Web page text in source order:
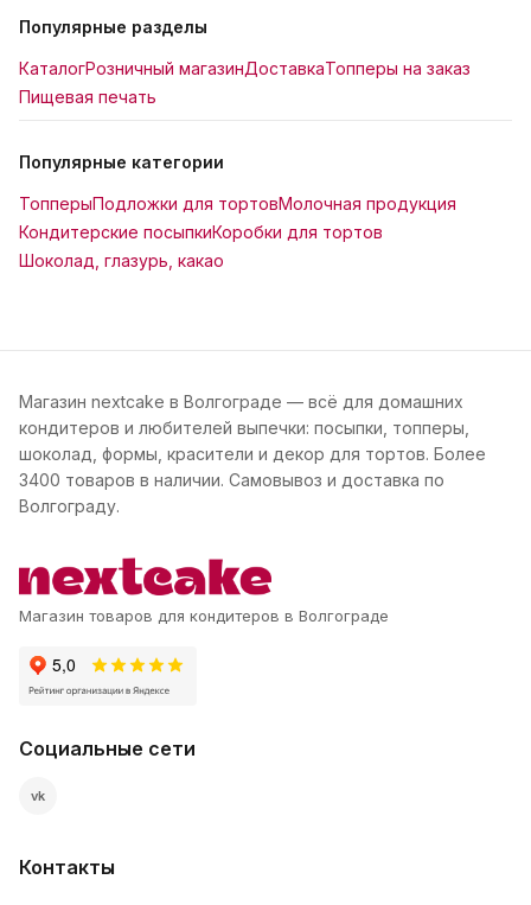
Популярные разделы
КаталогРозничный магазинДоставкаТопперы на заказ
Пищевая печать
Популярные категории
ТопперыПодложки для тортовМолочная продукция
Кондитерские посыпкиКоробки для тортов
Шоколад, глазурь, какао
Магазин nextcake в Волгограде — всё для домашних
кондитеров и любителей выпечки: посыпки, топперы,
шоколад, формы, красители и декор для тортов. Более
3400 товаров в наличии. Самовывоз и доставка по
Волгограду.
Магазин товаров для кондитеров в Волгограде
Социальные сети
vk
Контакты